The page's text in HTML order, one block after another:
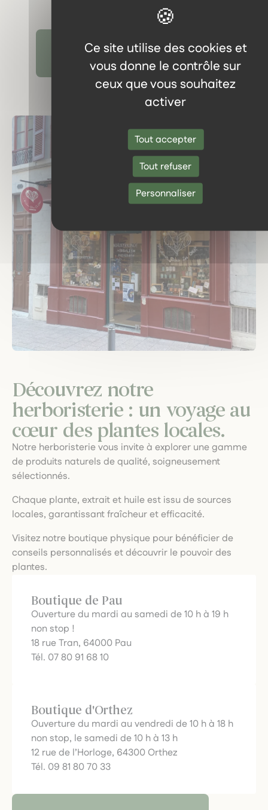
Ce site utilise des cookies et
vous donne le contrôle sur
ceux que vous souhaitez
activer
Tout accepter
Tout refuser
Personnaliser
Découvrir tous les témoignages
Découvrez notre
herboristerie : un voyage au
cœur des plantes locales.
Notre herboristerie vous invite à explorer une gamme
de produits naturels de qualité, soigneusement
sélectionnés.
Chaque plante, extrait et huile est issu de sources
locales, garantissant fraîcheur et efficacité.
Visitez notre boutique physique pour bénéficier de
conseils personnalisés et découvrir le pouvoir des
plantes.
Boutique de Pau
Ouverture du mardi au samedi de 10 h à 19 h
non stop !
18 rue Tran, 64000 Pau
Tél. 07 80 91 68 10
Boutique d'Orthez
Ouverture du mardi au vendredi de 10 h à 18 h
non stop, le samedi de 10 h à 13 h
12 rue de l’Horloge, 64300 Orthez
Tél. 09 81 80 70 33